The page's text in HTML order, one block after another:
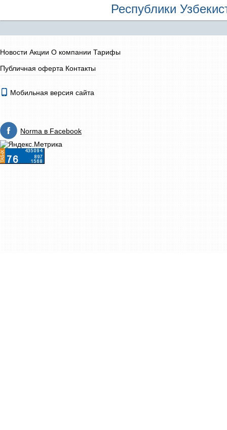
Республики
Новости Акции О компании Тарифы
Публичная оферта Контакты
Мобильная версия сайта
Norma в Facebook